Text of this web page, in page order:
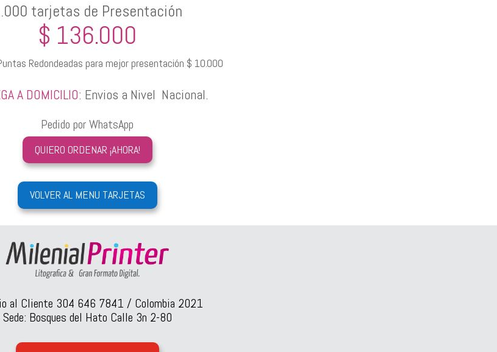
tarjetas de Presentación
$ 136.000
Redondeadas para mejor presentación $ 10.000
A DOMICILIO: Envios a Nivel Nacional.
Pedido por WhatsApp
QUIERO ORDENAR ¡AHORA!
VOLVER AL MENU TARJETAS
al Cliente 304 646 7841 / Colombia 2021
Sede: Bosques del Hato Calle 3n 2-80